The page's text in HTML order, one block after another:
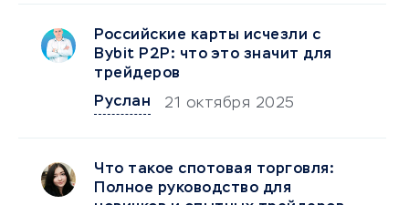
Российские карты исчезли с
Bybit P2P: что это значит для
трейдеров
Руслан
21 октября 2025
Что такое спотовая торговля:
Полное руководство для